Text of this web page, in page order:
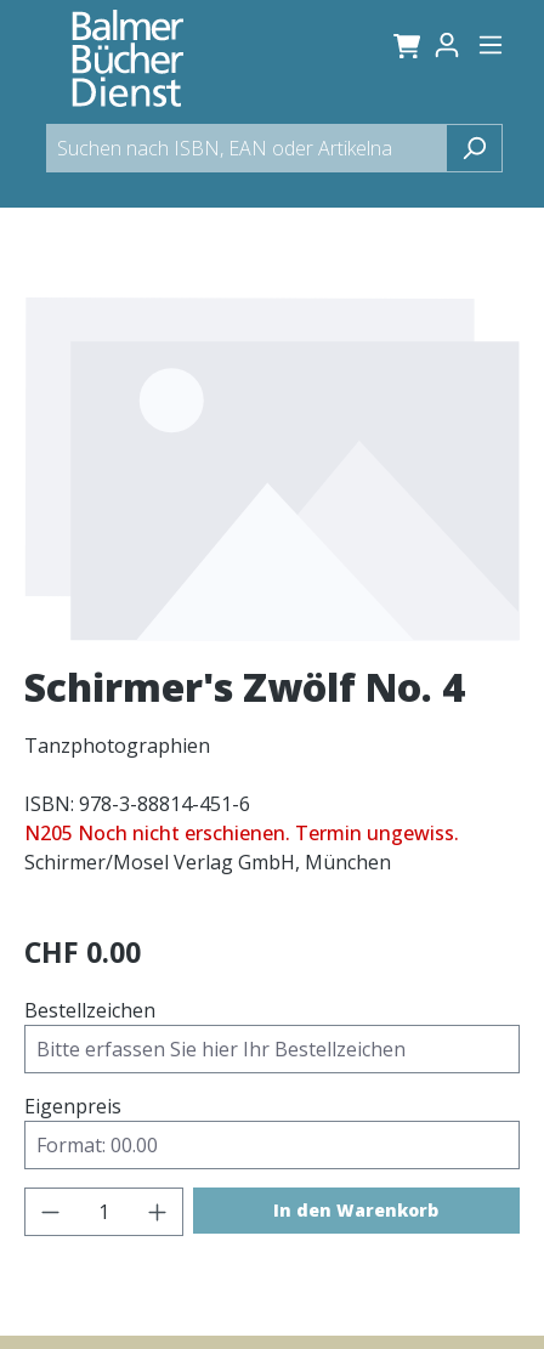
springen
Schirmer's Zwölf No. 4
Tanzphotographien
ISBN: 978-3-88814-451-6
N205 Noch nicht erschienen. Termin ungewiss.
Schirmer/Mosel Verlag GmbH, München
CHF 0.00
Bestellzeichen
Eigenpreis
Produkt Anzahl: Gib den gewünschten
In den Warenkorb